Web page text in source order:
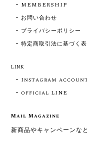
MEMBERSHIP
お問い合わせ
プライバシーポリシー
特定商取引法に基づく
LINK
Instagram
official LINE
Mail Magazine
新商品やキャンペーンな